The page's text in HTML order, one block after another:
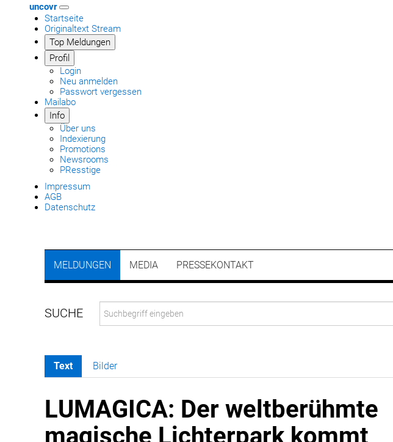
uncovr
Startseite
Originaltext Stream
Top Meldungen
Profil
Login
Neu anmelden
Passwort vergessen
Mailabo
Info
Über uns
Indexierung
Promotions
Newsrooms
PResstige
Impressum
AGB
Datenschutz
MELDUNGEN MEDIA PRESSEKONTAKT
Text Bilder
LUMAGICA: Der weltberühmte
magische Lichterpark kommt